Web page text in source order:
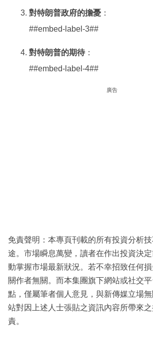
對特朗普政府的擔憂 ：
##embed-label-3##
對特朗普的期待：
##embed-label-4##
廣告
免責聲明：本專頁刊載的所有投資分析
途。市場瞬息萬變，讀者在作出投資決
動掌握市場最新狀況。若不幸招致任何
關作者無關。而本集團旗下網站或社交
點，僅屬筆者個人意見，與新傳媒立場
站對因上述人士張貼之資訊內容所帶來
責。